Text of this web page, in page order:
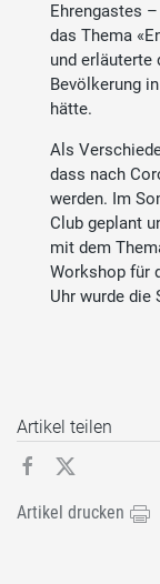
Ehrengastes
das Thema
und erläuterte
Bevölkerung
hätte.
Als
dass nach
werden. Im
Club geplant
mit dem
Workshop für
Uhr wurde die
Artikel teilen
Artikel drucken